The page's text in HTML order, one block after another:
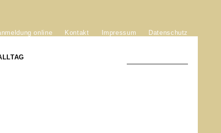
online Kontakt Impressum Datenschutz